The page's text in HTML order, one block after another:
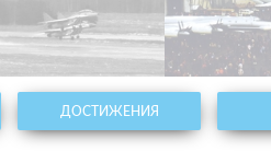
ДОСТИЖЕНИЯ